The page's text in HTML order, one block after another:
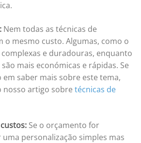
Nem todas as técnicas de
o mesmo custo. Algumas, como o
e duradouras, enquanto
mais económicas e rápidas. Se
saber mais sobre este tema,
artigo sobre técnicas de
Se o orçamento for
personalização simples mas